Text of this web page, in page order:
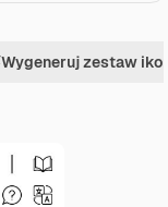
Wygeneruj zestaw